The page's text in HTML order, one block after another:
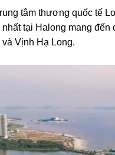
tâm thương quốc tế
tại Halong mang
Vịnh Hạ Long.